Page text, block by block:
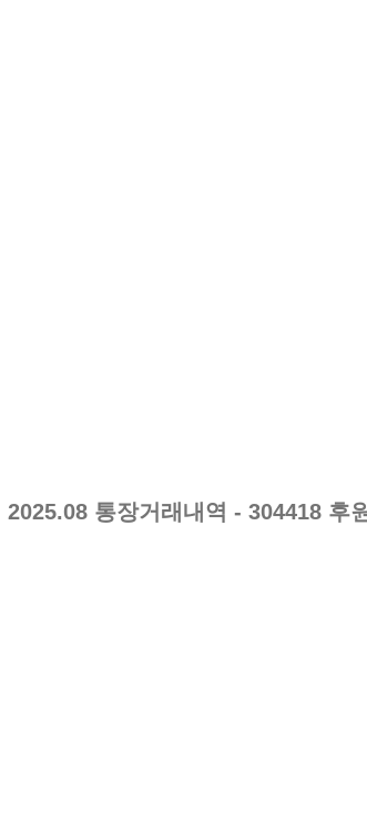
2025.08 통장거래내역 - 304418 후